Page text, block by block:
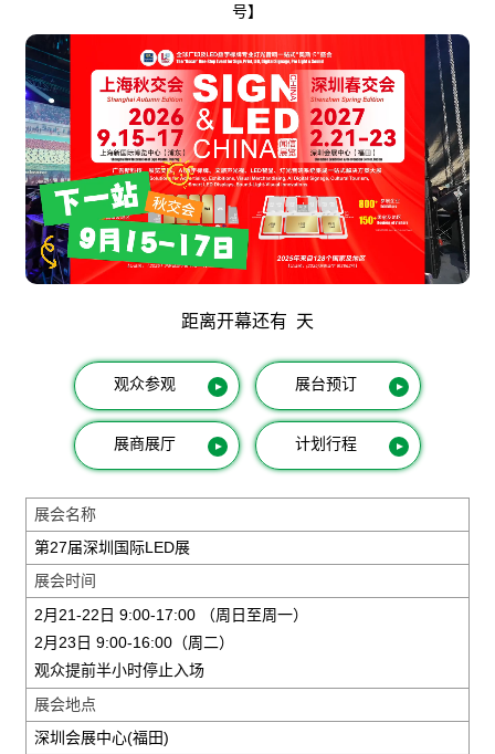
号】
距离开幕还有 天
观众参观 ▲ 展台预订 ▲
展商展厅 ▲ 计划行程 ▲
展会名称
第27届深圳国际LED展
展会时间
2月21-22日 9:00-17:00 （周日至周一）
2月23日 9:00-16:00（周二）
观众提前半小时停止入场
展会地点
深圳会展中心(福田)